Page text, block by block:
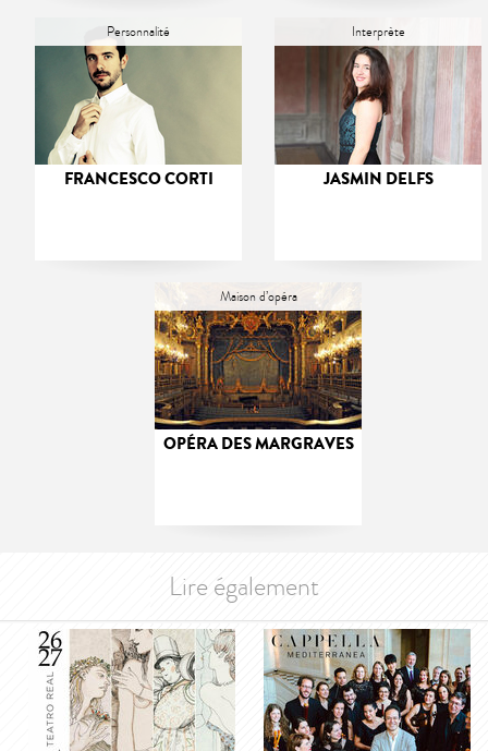
Personnalité
FRANCESCO CORTI
Interprète
JASMIN DELFS
Maison d’opéra
OPÉRA DES MARGRAVES
Lire également